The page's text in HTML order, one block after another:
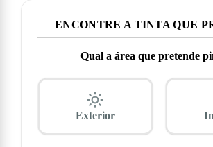
ENCONTRE A TINTA QUE
Qual a área que pretende
Exterior